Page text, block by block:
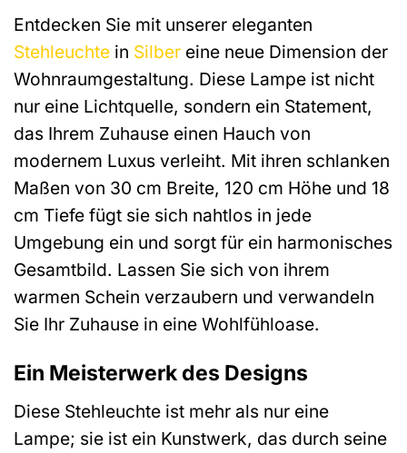
Entdecken Sie mit unserer eleganten
Stehleuchte in Silber eine neue Dimension der
Wohnraumgestaltung. Diese Lampe ist nicht
nur eine Lichtquelle, sondern ein Statement,
das Ihrem Zuhause einen Hauch von
modernem Luxus verleiht. Mit ihren schlanken
Maßen von 30 cm Breite, 120 cm Höhe und 18
cm Tiefe fügt sie sich nahtlos in jede
Umgebung ein und sorgt für ein harmonisches
Gesamtbild. Lassen Sie sich von ihrem
warmen Schein verzaubern und verwandeln
Sie Ihr Zuhause in eine Wohlfühloase.
Ein Meisterwerk des Designs
Diese Stehleuchte ist mehr als nur eine
Lampe; sie ist ein Kunstwerk, das durch seine